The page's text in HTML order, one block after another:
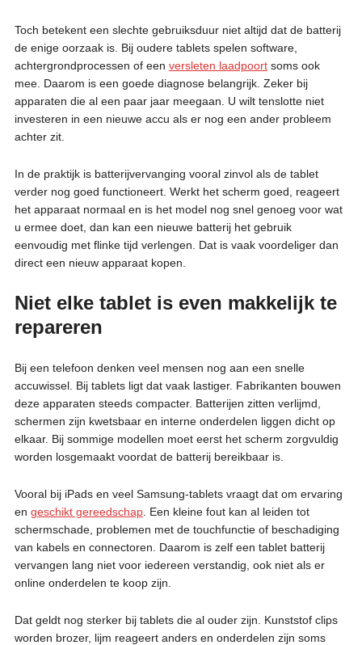
Toch betekent een slechte gebruiksduur niet altijd dat de batterij
de enige oorzaak is. Bij oudere tablets spelen software,
achtergrondprocessen of een versleten laadpoortsoms ook
mee. Daarom is een goede diagnose belangrijk. Zeker bij
apparaten die al een paar jaar meegaan. U wilt tenslotte niet
investeren in een nieuwe accu als er nog een ander probleem
achter zit.
In de praktijk is batterijvervanging vooral zinvol als de tablet
verder nog goed functioneert. Werkt het scherm goed, reageert
het apparaat normaal en is het model nog snel genoeg voor wat
u ermee doet, dan kan een nieuwe batterij het gebruik
eenvoudig met flinke tijd verlengen. Dat is vaak voordeliger dan
direct een nieuw apparaat kopen.
Niet elke tablet is even makkelijk te
repareren
Bij een telefoon denken veel mensen nog aan een snelle
accuwissel. Bij tablets ligt dat vaak lastiger. Fabrikanten bouwen
deze apparaten steeds compacter. Batterijen zitten verlijmd,
schermen zijn kwetsbaar en interne onderdelen liggen dicht op
elkaar. Bij sommige modellen moet eerst het scherm zorgvuldig
worden losgemaakt voordat de batterij bereikbaar is.
Vooral bij iPads en veel Samsung-tablets vraagt dat om ervaring
en geschikt gereedschap. Een kleine fout kan al leiden tot
schermschade, problemen met de touchfunctie of beschadiging
van kabels en connectoren. Daarom is zelf een tablet batterij
vervangen lang niet voor iedereen verstandig, ook niet als er
online onderdelen te koop zijn.
Dat geldt nog sterker bij tablets die al ouder zijn. Kunststof clips
worden brozer, lijm reageert anders en onderdelen zijn soms